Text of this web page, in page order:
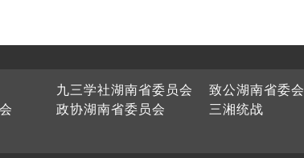
九三学社湖南省委员会 致公湖南省委会
政协湖南省委员会 三湘统战